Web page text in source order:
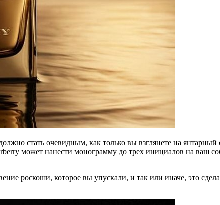
стать очевидным, как только вы взглянете на
может нанести монограмму до трех инициалов на ваш
роскоши, которое вы упускали, и так или иначе, это